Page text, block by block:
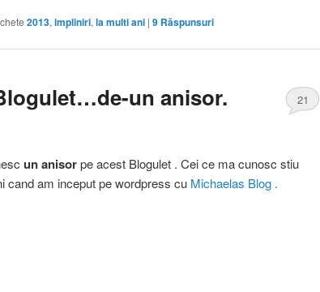
2013, impliniri, la multi ani | 9 Răspunsuri
un anisor. 21
un anisorpe acest Blogulet . Cei ce ma cunosc stiu
cand am inceput pe wordpress cu Michaelas Blog .